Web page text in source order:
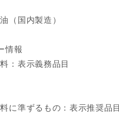
（国内製造）
情報
：表示義務品目
に準ずるもの：表示推奨品目